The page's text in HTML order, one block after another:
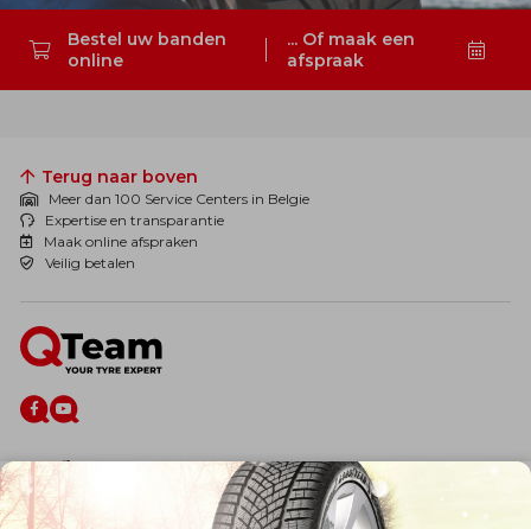
Bestel uw banden
online
... Of maak een
afspraak
Terug naar boven
Meer dan 100 Service Centers in Belgie
Expertise en transparantie
Maak online afspraken
Veilig betalen
De firma
Wie zijn wij?
Blog